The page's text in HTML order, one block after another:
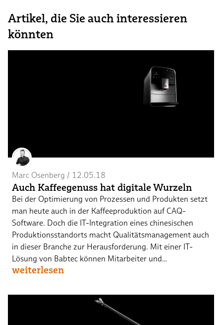
Artikel, die Sie auch interessieren
könnten
Marc Osenberg / 12.05.18
Auch Kaffeegenuss hat digitale Wurzeln
Bei der Optimierung von Prozessen und Produkten setzt
man heute auch in der Kaffeeproduktion auf CAQ-
Software. Doch die IT-Integration eines chinesischen
Produktionsstandorts macht Qualitätsmanagement auch
in dieser Branche zur Herausforderung. Mit einer IT-
Lösung von Babtec können Mitarbeiter und…
weiterlesen